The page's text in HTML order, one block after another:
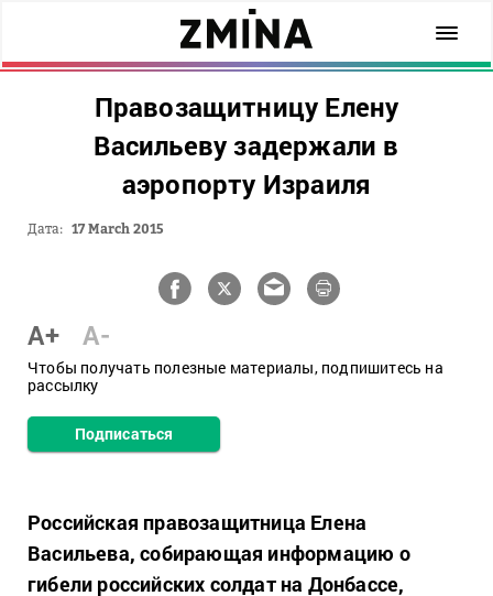
Правозащитницу Елену
Васильеву задержали в
аэропорту Израиля
Дата: 17 March 2015
A+ A-
Чтобы получать полезные материалы, подпишитесь на
рассылку
Подписаться
Российская правозащитница Елена
Васильева, собирающая информацию о
гибели российских солдат на Донбассе,